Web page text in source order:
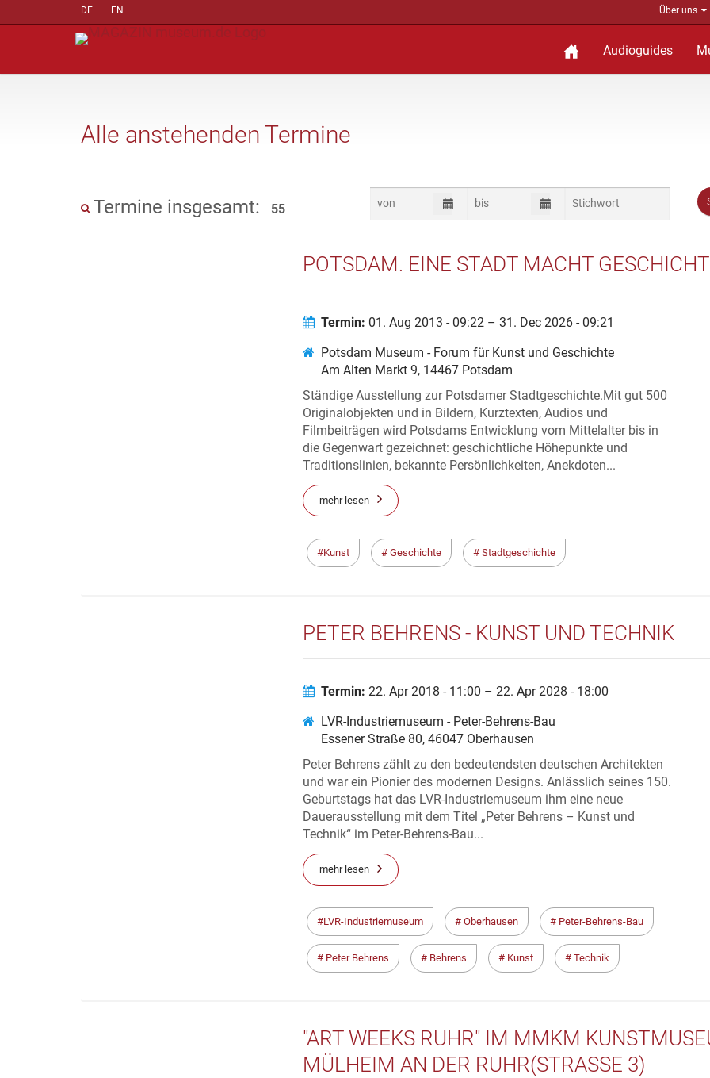
DE EN Über uns
Audioguides
Alle anstehenden Termine
Termine insgesamt: 55
POTSDAM. EINE STADT MACHT
Termin: 01. Aug 2013 - 09:22 – 31. Dec 2026 - 09:21
Potsdam Museum - Forum für Kunst und Geschichte
Am Alten Markt 9, 14467 Potsdam
Ständige Ausstellung zur Potsdamer Stadtgeschichte.Mit gut 500
Originalobjekten und in Bildern, Kurztexten, Audios und
Filmbeiträgen wird Potsdams Entwicklung vom Mittelalter bis in
die Gegenwart gezeichnet: geschichtliche Höhepunkte und
Traditionslinien, bekannte Persönlichkeiten, Anekdoten...
mehr lesen
Kunst Geschichte Stadtgeschichte
PETER BEHRENS - KUNST UND TECHNIK
Termin: 22. Apr 2018 - 11:00 – 22. Apr 2028 - 18:00
LVR-Industriemuseum - Peter-Behrens-Bau
Essener Straße 80, 46047 Oberhausen
Peter Behrens zählt zu den bedeutendsten deutschen Architekten
und war ein Pionier des modernen Designs. Anlässlich seines 150.
Geburtstags hat das LVR-Industriemuseum ihm eine neue
Dauerausstellung mit dem Titel „Peter Behrens – Kunst und
Technik“ im Peter-Behrens-Bau...
mehr lesen
LVR-Industriemuseum Oberhausen Peter-Behrens-Bau
Peter Behrens Behrens Kunst Technik
"ART WEEKS RUHR" IM MMKM
MÜLHEIM AN DER RUHR(STRASSE 3)